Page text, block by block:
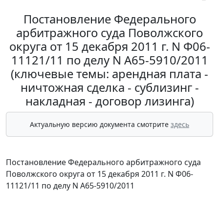
Постановление Федерального
арбитражного суда Поволжского
округа от 15 декабря 2011 г. N Ф06-
11121/11 по делу N А65-5910/2011
(ключевые темы: арендная плата -
ничтожная сделка - сублизинг -
накладная - договор лизинга)
Актуальную версию документа смотрите здесь
Постановление Федерального арбитражного суда
Поволжского округа от 15 декабря 2011 г. N Ф06-
11121/11 по делу N А65-5910/2011